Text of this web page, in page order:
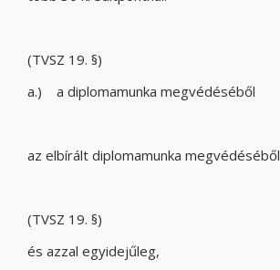
(TVSZ 19. §)
a.) a diplomamunka megvédéséből
az elbírált diplomamunka megvédéséből
(TVSZ 19. §)
és azzal egyidejűleg,